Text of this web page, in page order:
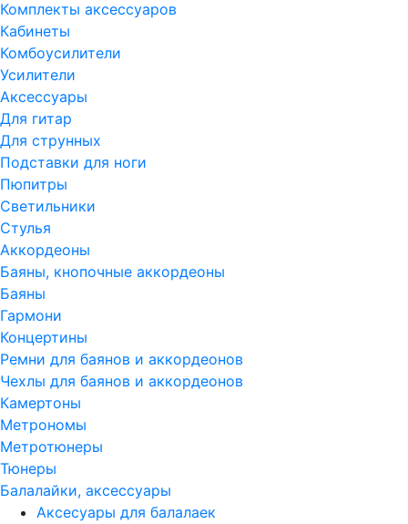
Комплекты аксессуаров
Кабинеты
Комбоусилители
Усилители
Аксессуары
Для гитар
Для струнных
Подставки для ноги
Пюпитры
Светильники
Стулья
Аккордеоны
Баяны, кнопочные аккордеоны
Баяны
Гармони
Концертины
Ремни для баянов и аккордеонов
Чехлы для баянов и аккордеонов
Камертоны
Метрономы
Метротюнеры
Тюнеры
Балалайки, аксессуары
Аксесуары для балалаек